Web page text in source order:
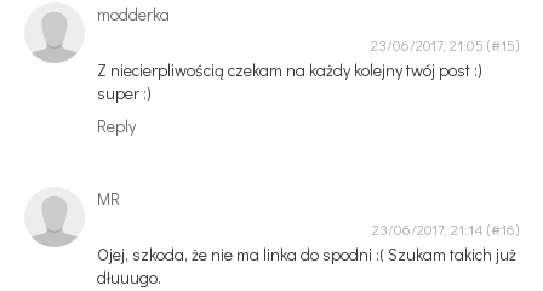
modderka
23/06/2017, 21:05
Z niecierpliwością czekam na każdy kolejny twój post :)
super :)
Reply
MR
23/06/2017, 21:14
Ojej, szkoda, że nie ma linka do spodni :( Szukam takich już
dłuuugo.